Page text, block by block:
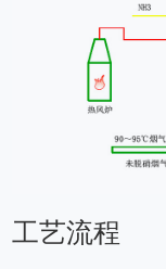
工艺流程